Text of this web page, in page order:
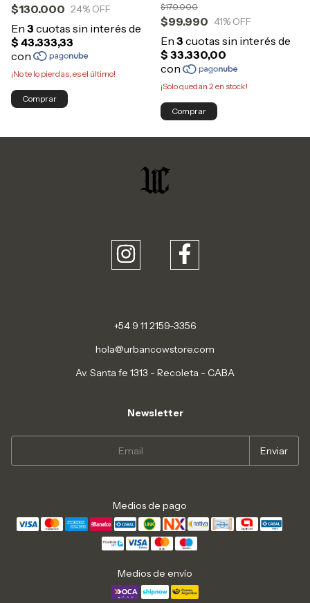
$130.000 24% OFF
¡No te lo pierdas, es el último!
Comprar
$99.990
$170.000
41% OFF
¡Solo quedan 2 en stock!
Comprar
+54 9 11 2159-3356
hola@urbancowstore.com
Av. Santa fe 1313 - Recoleta - CABA
Newsletter
Medios de pago
Medios de envío